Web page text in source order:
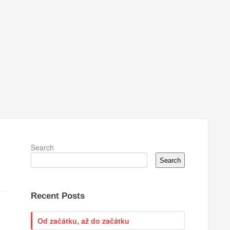
Search
Search
Recent Posts
Od začátku, až do začátku